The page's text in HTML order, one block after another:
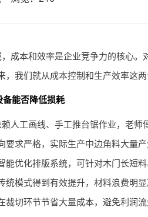
成本和效率是企业竞争力的核心
，我们就从成本控制和生产效率这
备能否降低损耗
人工画线、手工推台锯作业，老
要求严格，实际生产中边角料大量
能优化排版系统，可针对木门长短
统模式得到有效提升，材料浪费明
裁切环节节省大量成本，避免利润流